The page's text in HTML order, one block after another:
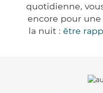
quotidienne,
encore pour
la nuit : être